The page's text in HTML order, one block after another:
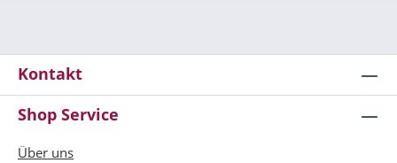
Kontakt
Shop Service
Über uns